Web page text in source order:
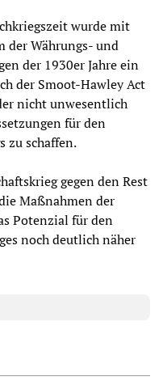
wurde mit
der Währungs- und
der 1930er Jahre ein
der Smoot-Hawley Act
nicht unwesentlich
für den
zu schaffen.
gegen den Rest
Maßnahmen der
Potenzial für den
noch deutlich näher